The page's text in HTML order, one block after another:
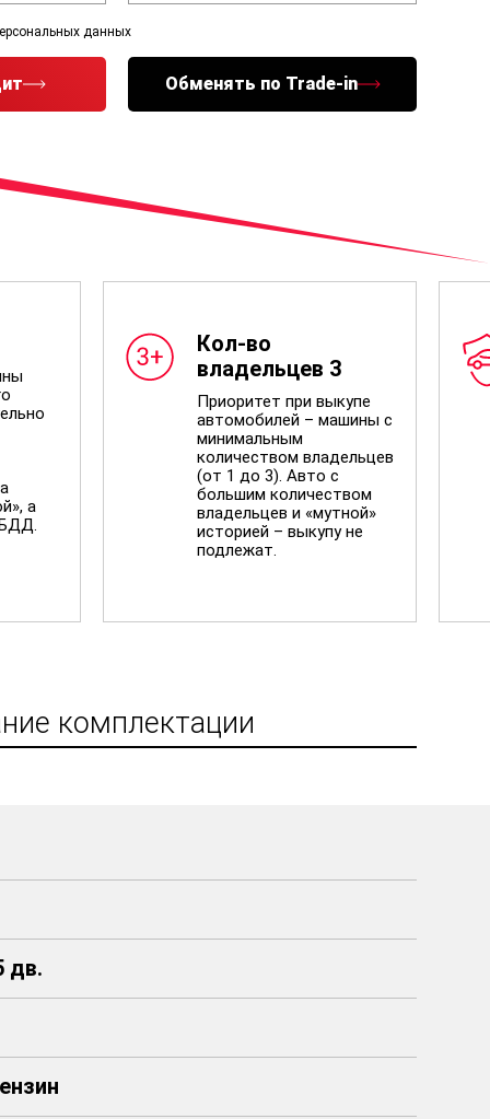
данных
Обменять по Trade-in
а
Кол-во
владельцев 3
Приоритет при выкупе
автомобилей – машины с
минимальным
количеством владельцев
(от 1 до 3). Авто с
большим количеством
владельцев и «мутной»
историей – выкупу не
подлежат.
комплектации
дв.